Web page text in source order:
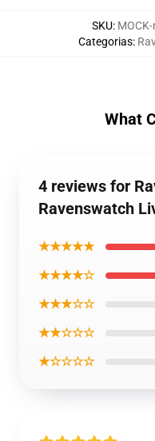
SKU:
Categorias:
What
4 reviews for
Ravenswatch
★★★★★
★★★★☆
★★★☆☆
★★☆☆☆
★☆☆☆☆